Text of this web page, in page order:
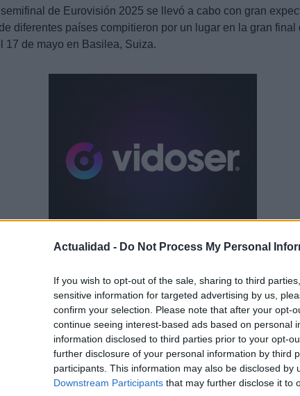
Actualidad - Do Not Process My Personal
If you wish to opt-out of the sale, sharing to third
sensitive information for targeted advertising by us,
confirm your selection. Please note that after your opt-
continue seeing interest-based ads based on personal
information disclosed to third parties prior to your opt-
further disclosure of your personal information by third
participants. This information may also be disclosed by
Downstream Participants that may further disclose it to
semifinal de Eurovisión 2025 se llevó a cabo con gran
diferentes países compitieron por un lugar en la gran final
17 de mayo en Basilea, Suiza.
anual, que reúne a los mejores talentos musicales de
atención de millones de espectadores en todo el mundo.
espectáculo vibrante lleno de actuaciones memorables y